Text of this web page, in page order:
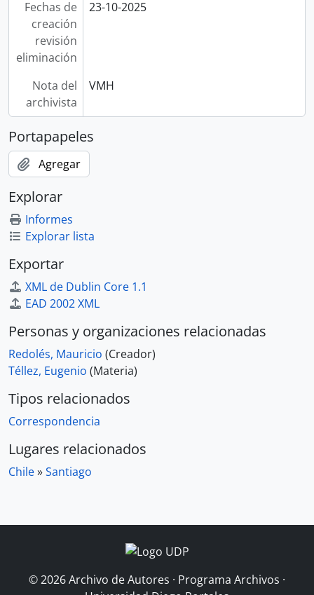
Fechas de
creación
revisión
eliminación
23-10-2025
Nota del
archivista
VMH
Portapapeles
Agregar
Explorar
Informes
Explorar lista
Exportar
XML de Dublin Core 1.1
EAD 2002 XML
Personas y organizaciones relacionadas
Redolés, Mauricio (Creador)
Téllez, Eugenio (Materia)
Tipos relacionados
Correspondencia
Lugares relacionados
Chile»Santiago
© 2026 Archivo de Autores · Programa Archivos ·